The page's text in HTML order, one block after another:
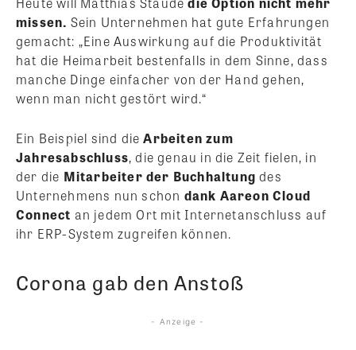
missen. Sein Unternehmen hat gute Erfahrungen
gemacht: „Eine Auswirkung auf die Produktivität
hat die Heimarbeit bestenfalls in dem Sinne, dass
manche Dinge einfacher von der Hand gehen,
wenn man nicht gestört wird.“
Ein Beispiel sind dieArbeiten zum
Jahresabschluss, die genau in die Zeit fielen, in
der die Mitarbeiter der Buchhaltung des
Unternehmens nun schon dank Aareon Cloud
Connect an jedem Ort mit Internetanschluss auf
ihr ERP-System zugreifen können.
Corona gab den Anstoß
- Anzeige -